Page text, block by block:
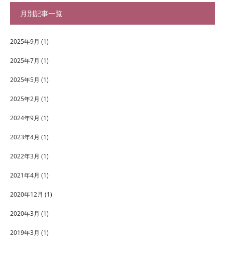
月別記事一覧
2025年9月 (1)
2025年7月 (1)
2025年5月 (1)
2025年2月 (1)
2024年9月 (1)
2023年4月 (1)
2022年3月 (1)
2021年4月 (1)
2020年12月 (1)
2020年3月 (1)
2019年3月 (1)